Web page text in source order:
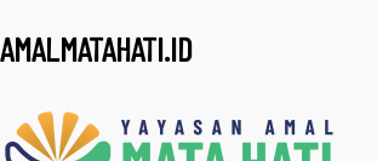
AMALMATAHATI.ID